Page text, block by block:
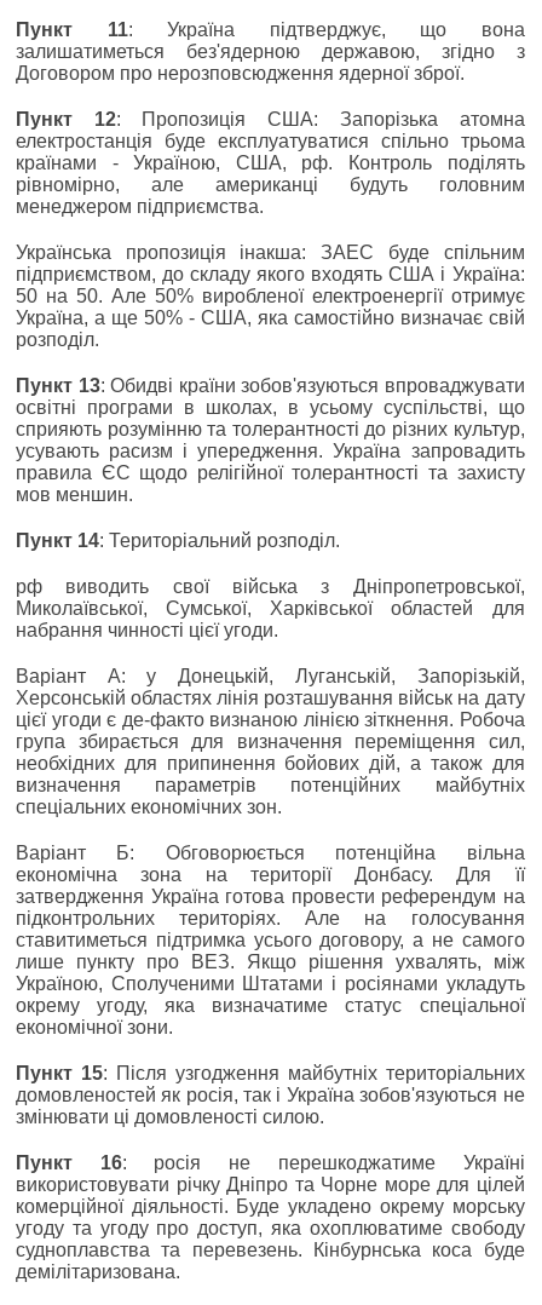
Пункт 11: Україна підтверджує, що вона
залишатиметься без'ядерною державою, згідно з
Договором про нерозповсюдження ядерної зброї.
Пункт 12: Пропозиція США: Запорізька атомна
електростанція буде експлуатуватися спільно трьома
країнами - Україною, США, рф.
Контроль поділять
рівномірно, але американці будуть головним
менеджером підприємства.
Українська пропозиція інакша: ЗАЕС буде спільним
підприємством, до складу якого входять США і Україна:
50 на 50. Але 50% виробленої електроенергії отримує
Україна, а ще 50% - США, яка самостійно визначає свій
розподіл.
Пункт 13: Обидві країни зобов'язуються впроваджувати
освітні програми в школах, в усьому суспільстві, що
сприяють розумінню та толерантності до різних культур,
усувають расизм і упередження. Україна запровадить
правила ЄС щодо релігійної толерантності та захисту
мов меншин.
Пункт 14: Територіальний розподіл.
рф виводить свої війська з Дніпропетровської,
Миколаївської, Сумської, Харківської областей для
набрання чинності цієї угоди.
Варіант А: у Донецькій, Луганській, Запорізькій,
Херсонській областях лінія розташування військ на дату
цієї угоди є де-факто визнаною лінією зіткнення. Робоча
група збирається для визначення переміщення сил,
необхідних для припинення бойових дій, а також для
визначення параметрів потенційних майбутніх
спеціальних економічних зон.
Варіант Б: Обговорюється потенційна вільна
економічна зона на території Донбасу. Для її
затвердження Україна готова провести референдум на
підконтрольних територіях. Але на голосування
ставитиметься підтримка усього договору, а не самого
лише пункту про ВЕЗ. Якщо рішення ухвалять, між
Україною, Сполученими Штатами і росіянами укладуть
окрему угоду, яка визначатиме статус спеціальної
економічної зони.
Пункт 15: Після узгодження майбутніх територіальних
домовленостей як росія, так і Україна зобов'язуються не
змінювати ці домовленості силою.
Пункт 16: росія не перешкоджатиме Україні
використовувати річку Дніпро та Чорне море для цілей
комерційної діяльності. Буде укладено окрему морську
угоду та угоду про доступ, яка охоплюватиме свободу
судноплавства та перевезень. Кінбурнська коса буде
демілітаризована.